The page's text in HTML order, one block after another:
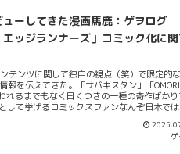
の教員だったのを印象的に覚えている。彼女
クス主義への理解が強い私を評して）なぜあ
良になるのかわからない」とまで言ってく
ケ」はアニメ化もされているが映像の方は今
握すら難しいらしい…。それだけ忘れ去られ
市内の図書館には堂々と置いてある。ふつ
のはしないんだが、私の市の場合財政が比
ーしてきた漫画馬鹿：ゲヲログ
ッジランナーズ」コミック化に
テンツに関して独自の視点（笑）で限定的
報を伝えてきた。「サバキスタン」「OMORI
れるまでもなく曰くつきの一種の奇作ばか
して挙げるコミックスファンなんぞ日本で
同じようなもんだ。KADOKAWAの運営する
ブ＋」で連載中のブツでNetflix配信アニメ「